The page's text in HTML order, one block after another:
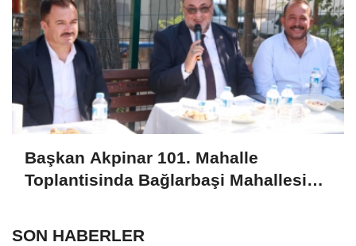
Başkan Akpinar 101. Mahalle
Toplantisinda Bağlarbaşi Mahallesi
SON HABERLER